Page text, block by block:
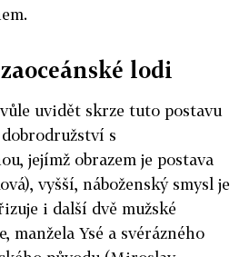
lodi
uvidět skrze tuto postavu
s
jejímž obrazem je postava
vyšší, náboženský smysl je
i další dvě mužské
manžela Ysé a svérázného